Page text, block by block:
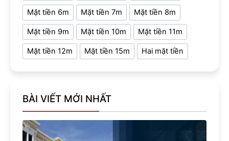
Mặt tiền 6m Mặt tiền 7m Mặt tiền 8m
Mặt tiền 9m Mặt tiền 10m Mặt tiền 11m
Mặt tiền 12m Mặt tiền 15m Hai mặt tiền
BÀI VIẾT MỚI NHẤT